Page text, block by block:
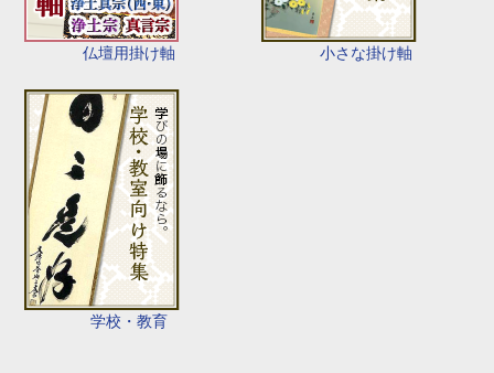
仏壇用掛け軸 小さな掛け軸
学校・教育